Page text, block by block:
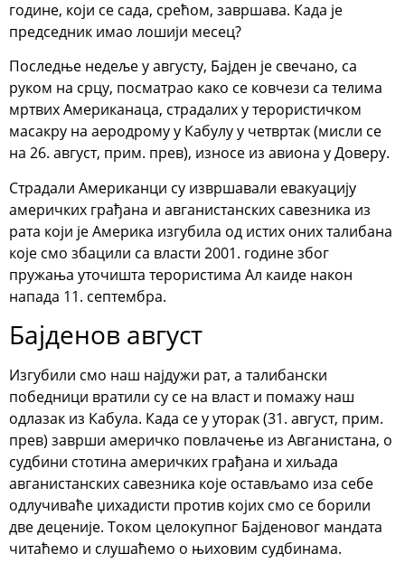
године, који се сада, срећом, завршава. Када је
председник имао лошији месец?
Последње недеље у августу, Бајден је свечано, са
руком на срцу, посматрао како се ковчези са телима
мртвих Американаца, страдалих у терористичком
масакру на аеродрому у Кабулу у четвртак (мисли се
на 26. август, прим. прев), износе из авиона у Доверу.
Страдали Американци су извршавали евакуацију
америчких грађана и авганистанских савезника из
рата који је Америка изгубила од истих оних талибана
које смо збацили са власти 2001. године због
пружања уточишта терористима Ал каиде након
напада 11. септембра.
Бајденов август
Изгубили смо наш најдужи рат, а талибански
победници вратили су се на власт и помажу наш
одлазак из Кабула. Када се у уторак (31. август, прим.
прев) заврши америчко повлачење из Авганистана, о
судбини стотина америчких грађана и хиљада
авганистанских савезника које остављамо иза себе
одлучиваће џихадисти против којих смо се борили
две деценије. Током целокупног Бајденовог мандата
читаћемо и слушаћемо о њиховим судбинама.